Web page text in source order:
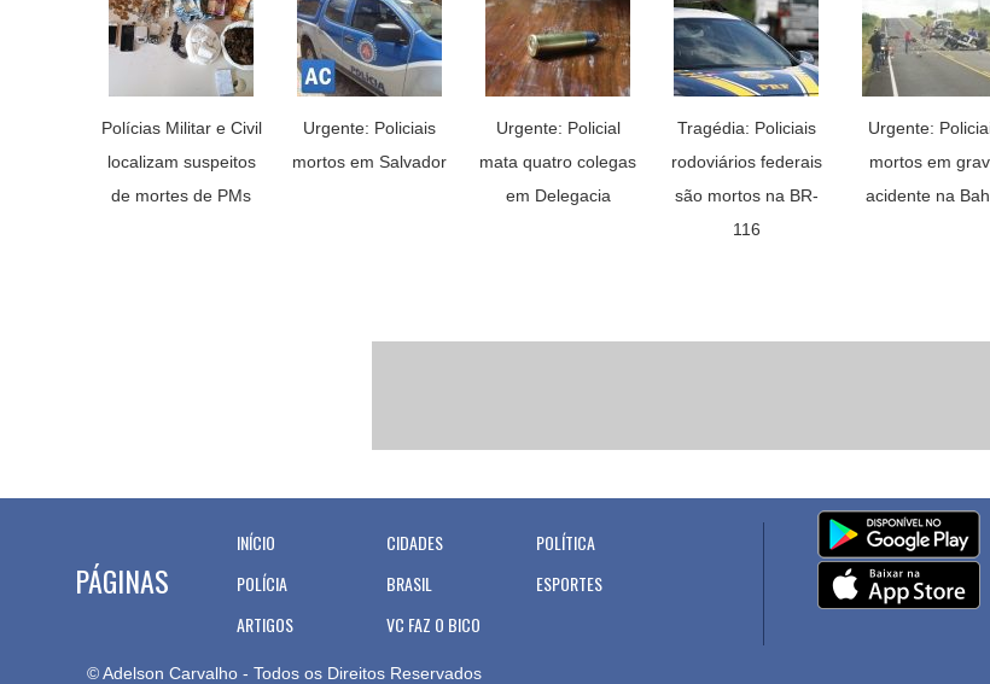
Polícias Militar e Civil
localizam suspeitos
de mortes de PMs
Urgente: Policiais
mortos em Salvador
Urgente: Policial
mata quatro colegas
em Delegacia
Tragédia: Policiais
rodoviários federais
são mortos na BR-
116
Urgente:
mortos em
acidente na
PÁGINAS
INÍCIO CIDADES
POLÍTICA
POLÍCIA
BRASIL
ESPORTES
ARTIGOS
VC FAZ O BICO
© Adelson Carvalho - Todos os Direitos Reservados